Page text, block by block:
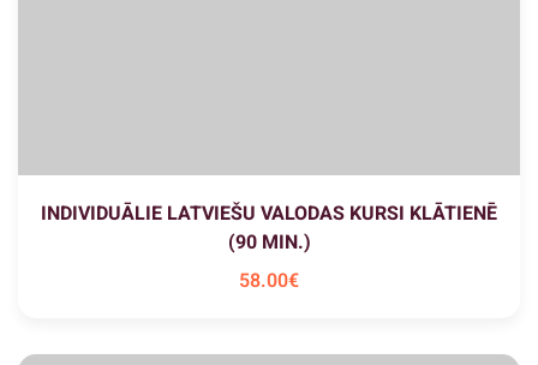
INDIVIDUĀLIE LATVIEŠU VALODAS KURSI KLĀTIENĒ
(90 MIN.)
58.00€